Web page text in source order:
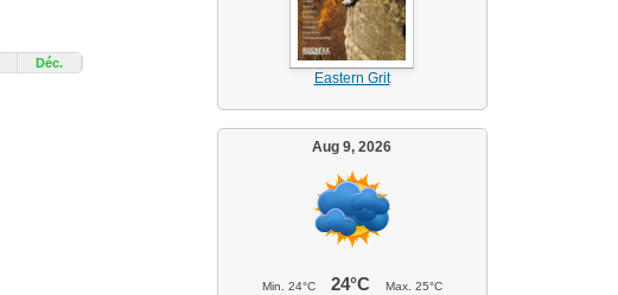
Déc.
Eastern Grit
Aug 9, 2026
Min. 24°C 24°C Max. 25°C